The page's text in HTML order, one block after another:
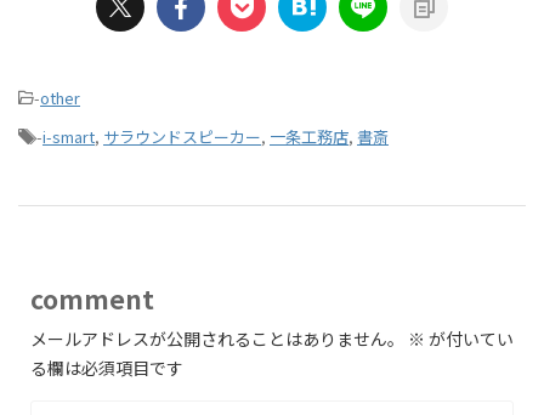
-other
-i-smart, サラウンドスピーカー, 一条工務店, 書斎
comment
メールアドレスが公開されることはありません。 ※ が付いてい
る欄は必須項目です